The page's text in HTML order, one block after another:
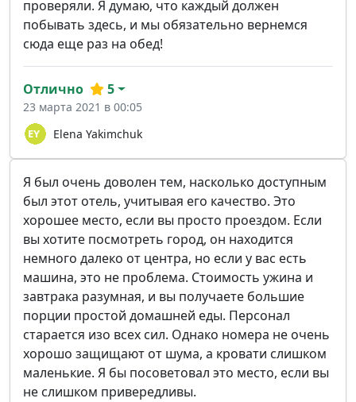
проверяли. Я думаю, что каждый должен
побывать здесь, и мы обязательно вернемся
сюда еще раз на обед!
Elena Yakimchuk
Отлично 5
23 марта 2021 в 00:05
Я был очень доволен тем, насколько доступным
был этот отель, учитывая его качество. Это
хорошее место, если вы просто проездом. Если
вы хотите посмотреть город, он находится
немного далеко от центра, но если у вас есть
машина, это не проблема. Стоимость ужина и
завтрака разумная, и вы получаете большие
порции простой домашней еды. Персонал
старается изо всех сил. Однако номера не очень
хорошо защищают от шума, а кровати слишком
маленькие. Я бы посоветовал это место, если вы
не слишком привередливы.